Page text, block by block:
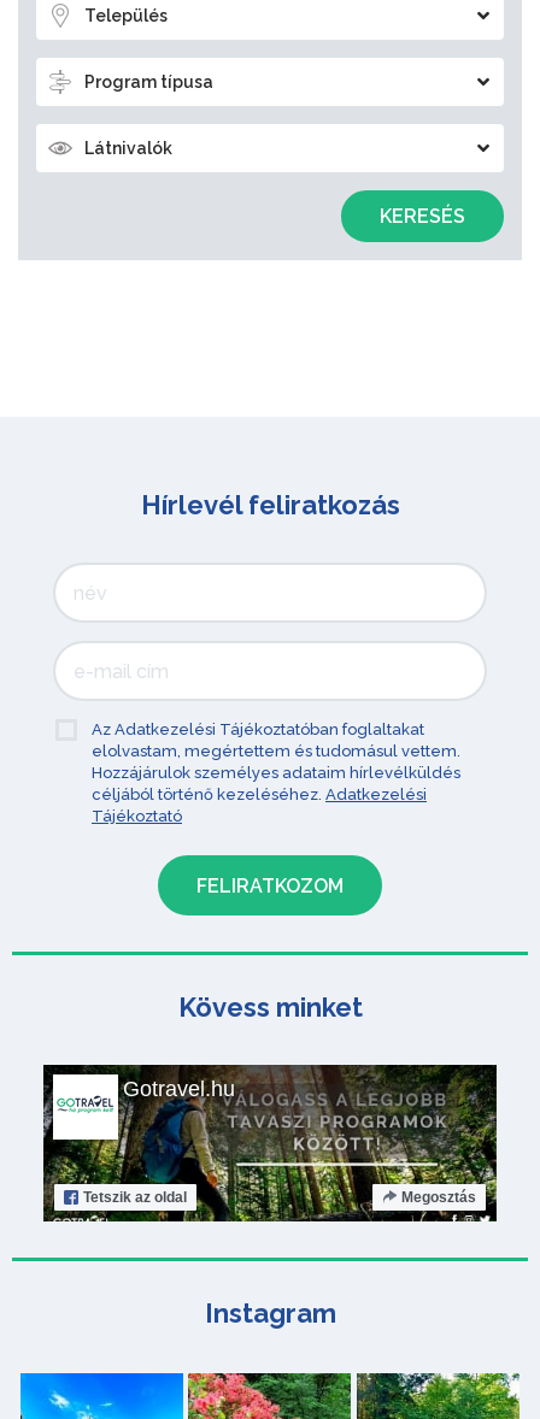
Település
Program típusa
Látnivalók
KERESÉS
Hírlevél feliratkozás
Az Adatkezelési Tájékoztatóban foglaltakat
elolvastam, megértettem és tudomásul vettem.
Hozzájárulok személyes adataim hírlevélküldés
céljából történő kezeléséhez. Adatkezelési
Tájékoztató
Kövess minket
Gotravel.hu
Tetszik az oldal Megosztás
Instagram